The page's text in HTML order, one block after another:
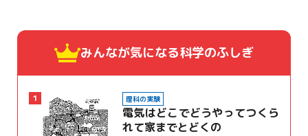
みんなが気になる科学のふしぎ
1 理科の実験
電気はどこでどうやってつくら
れて家までとどくの